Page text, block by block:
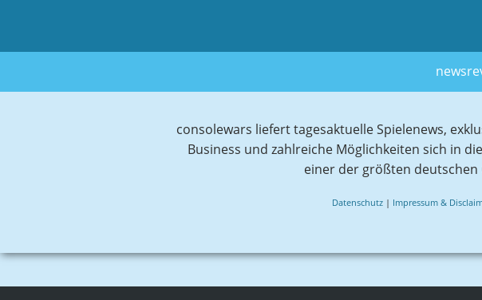
news
consolewars liefert tagesaktuelle Spielenews,
Business und zahlreiche Möglichkeiten sich in
einer der größten
Datenschutz| Impressum &